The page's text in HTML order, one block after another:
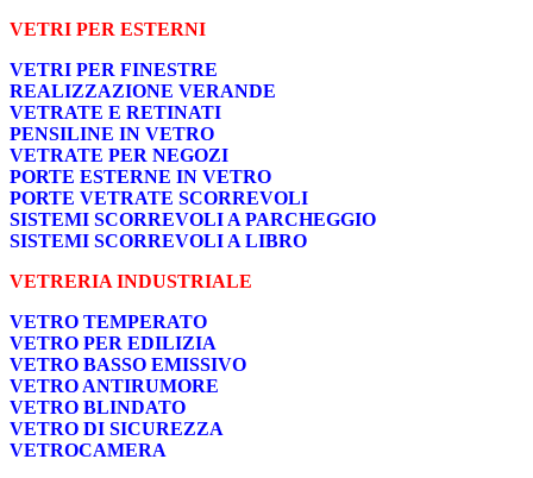
VETRI PER ESTERNI
VETRI PER FINESTRE
REALIZZAZIONE VERANDE
VETRATE E RETINATI
PENSILINE IN VETRO
VETRATE PER NEGOZI
PORTE ESTERNE IN VETRO
PORTE VETRATE SCORREVOLI
SISTEMI SCORREVOLI A PARCHEGGIO
SISTEMI SCORREVOLI A LIBRO
VETRERIA INDUSTRIALE
VETRO TEMPERATO
VETRO PER EDILIZIA
VETRO BASSO EMISSIVO
VETRO ANTIRUMORE
VETRO BLINDATO
VETRO DI SICUREZZA
VETROCAMERA